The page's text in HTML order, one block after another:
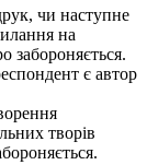
чи наступне
на
забороняється.
є автор
творів